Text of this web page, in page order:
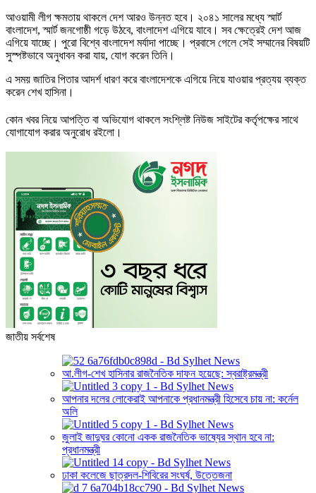
আওয়ামী লীগ ক্ষমতায় থাকলে দেশ আরও উন্নত হবে। ২০৪১ সালের মধ্যে স্মার্ট
বাংলাদেশ, স্মার্ট জনগোষ্ঠী গড়ে উঠবে, বাংলাদেশ এগিয়ে যাবে। সব ক্ষেত্রেই দেশ আজ
এগিয়ে যাচ্ছে। পুরো বিশ্বে বাংলাদেশ মর্যাদা পাচ্ছে। প্রবাসে গেলে সেই সম্মানের বিষয়টি
সুস্পষ্টভাবে অনুধাবন করা যায়, যোগ করেন তিনি।
এ সময় জাতির পিতার আদর্শ ধারণ করে বাংলাদেশকে এগিয়ে নিয়ে যাওয়ার প্রত্যয় ব্যক্ত
করেন শেখ হাসিনা।
কোন খবর নিয়ে আপত্তি বা অভিযোগ থাকলে সংশ্লিষ্ট নিউজ সাইটের কর্তৃপক্ষের সাথে
যোগাযোগ করার অনুরোধ রইলো।
জাতীয় সর্বশেষ
আ.লীগ-শেখ হাসিনার রাজনৈতিক দাফন হয়েছে: স্বরাষ্ট্রমন্ত্রী
আপনার দলের লোকেরাই আপনাকে প্রধানমন্ত্রী হিসেবে চায় না: কর্নেল
অলি
জুলাই জাদুঘর কোনো একক রাজনৈতিক ভাষ্যের স্থান হবে না:
প্রধানমন্ত্রী
ঢাকা কলেজে ছাত্রদল-শিবিরের সংঘর্ষ, উত্তেজনা